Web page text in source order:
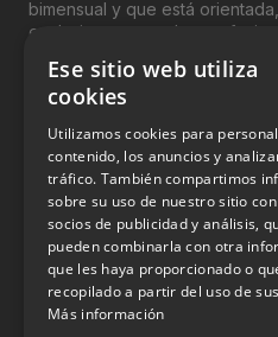
bimensual y que está
exclusivamente, a los
del “Vending”; nombre con el
genéricamente entre
productos y servicios a través
INFORMACIÓN LEGAL
Aviso Legal
Política de Privacidad
Política de Cookies
Política de calidad y
Ese sitio web utiliza
cookies
Utilizamos cookies para
contenido, los anuncios y
tráfico. También compartimos
sobre su uso de nuestro sitio
socios de publicidad y análisis,
pueden combinarla con otra
que les haya proporcionado o
recopilado a partir del uso de
Más información